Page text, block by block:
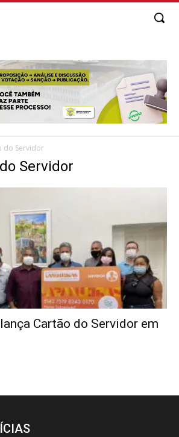
do Servidor
Servidor
Cartão do Servidor em